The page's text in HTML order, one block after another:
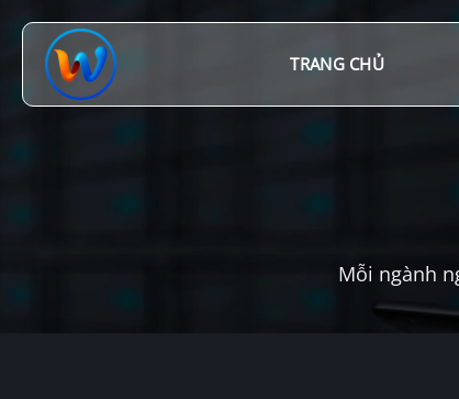
đến
TRANG CHỦ
Mỗi ngành